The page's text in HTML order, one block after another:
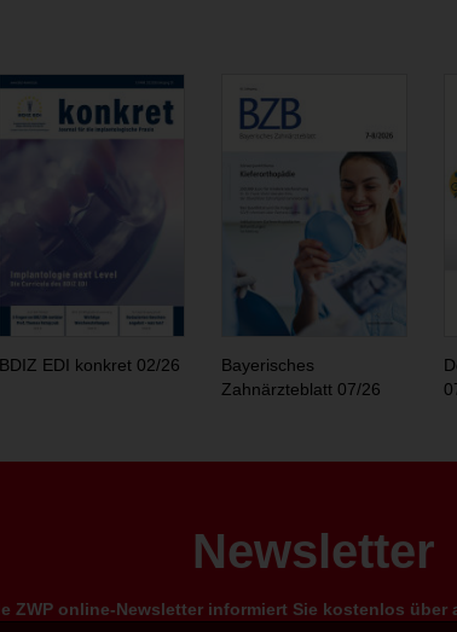
BDIZ EDI konkret 02/26
Bayerisches
Zahnärzteblatt 07/26
Newsletter
ZWP online-Newsletter informiert Sie kostenlos